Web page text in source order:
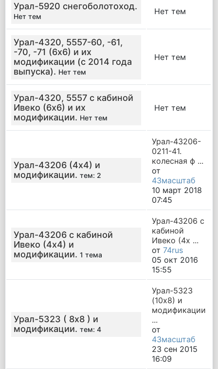
Урал-5920 снегоболотоход.
Нет тем
Нет тем
Урал-4320, 5557-60, -61,
-70, -71 (6х6) и их
модификации (с 2014 года
выпуска). Нет тем
Нет тем
Урал-4320, 5557 с кабиной
Ивеко (6х6) и их
модификации. Нет тем
Нет тем
Урал-43206 (4х4) и
модификации. тем: 2
Урал-43206-
0211-41.
колесная ф ...
от
43масштаб
10 март 2018
07:45
Урал-43206 с кабиной
Ивеко (4х4) и
модификации. 1 тема
Урал-43206 с
кабиной
Ивеко (4х ...
от 74rus
05 окт 2016
15:55
Урал-5323 ( 8х8 ) и
модификации. тем: 4
Урал-5323
(10х8) и
модификации
...
от
43масштаб
23 сен 2015
16:09